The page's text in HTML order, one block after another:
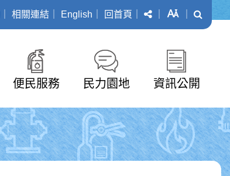
相關連結 English 回首頁 分享 字級
便民服務 民力園地 資訊公開